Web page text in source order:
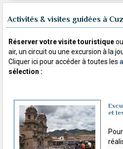
Activités & visites guidées à
Réserver votre visite touristique
air, un circuit ou une excursion à la
Cliquer ici pour accéder à toutes les
sélection :
et